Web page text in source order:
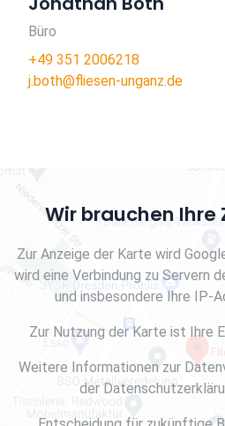
r.hoentschel@fliesen-unganz.de
Büro
+49 351 2006218
j.both@fliesen-unganz.de
Wir brauchen
Zur Anzeige der Karte wird
wird eine Verbindung zu Servern
und insbesondere Ihre IP-
Zur Nutzung der Karte ist Ihre
Weitere Informationen zur
der